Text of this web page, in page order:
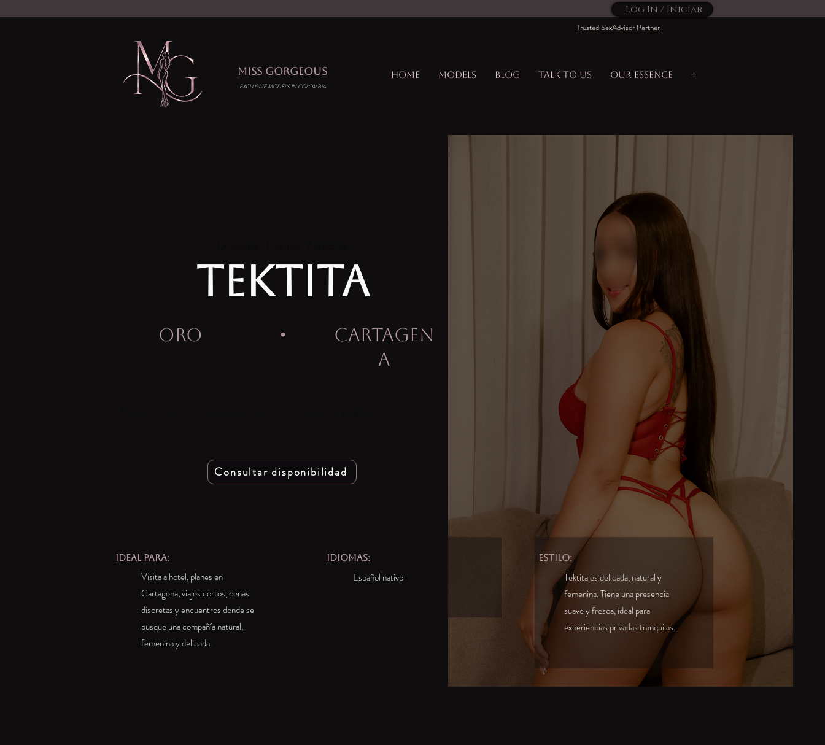
Log In / Iniciar
Trusted SexAdvisor Partner
MISS GORGEOUS
EXCLUSIVE MODELS IN COLOMBIA
Home Models Blog Talk to us Our Essence +
TEKTITA
ORO ·
CARTAGEN
A
Consultar disponibilidad
IDEAL PARA:
Visita a hotel, planes en
Cartagena, viajes cortos, cenas
discretas y encuentros donde se
busque una compañía natural,
femenina y delicada.
idiomas:
Español nativo
estilo:
Tektita es delicada, natural y
femenina. Tiene una presencia
suave y fresca, ideal para
experiencias privadas tranquilas.